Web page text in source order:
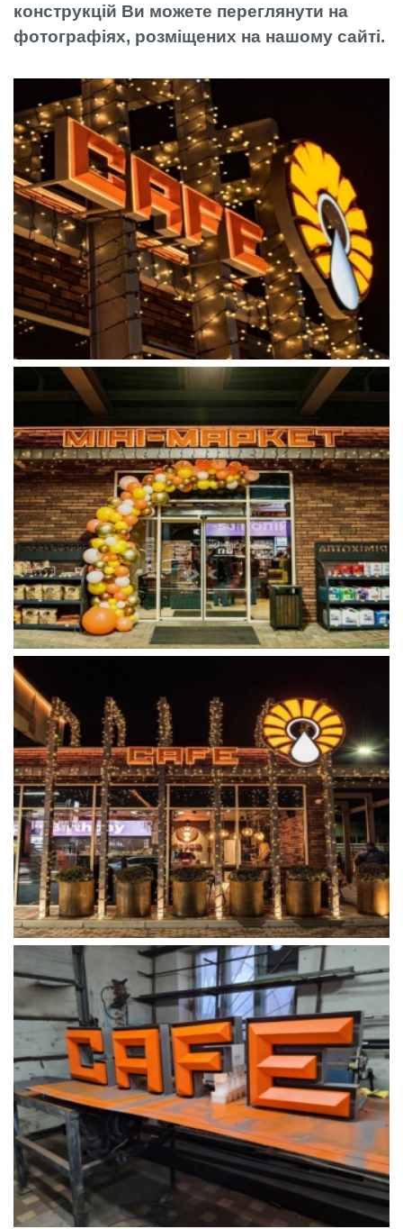
конструкцій Ви можете переглянути на
фотографіях, розміщених на нашому сайті.